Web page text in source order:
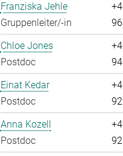
Franziska Jehle
Gruppenleiter/-in
Chloe Jones
Postdoc
Einat Kedar
Postdoc
Anna Kozell
Postdoc